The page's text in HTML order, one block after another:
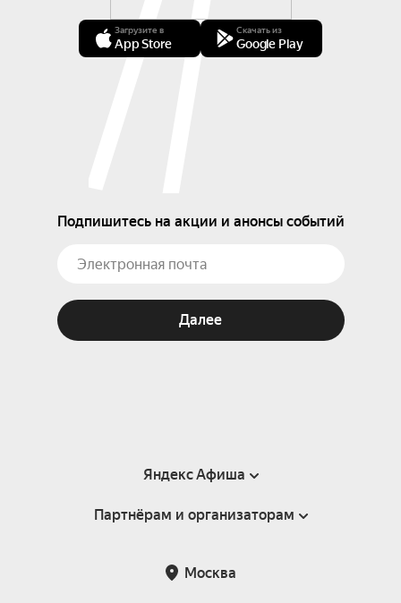
Загрузите в
App Store
Скачать из
Google Play
Подпишитесь на акции и анонсы событий
Далее
Яндекс Афиша
Справка
Подарочные сертификаты
Партнёрам и организаторам
Москва